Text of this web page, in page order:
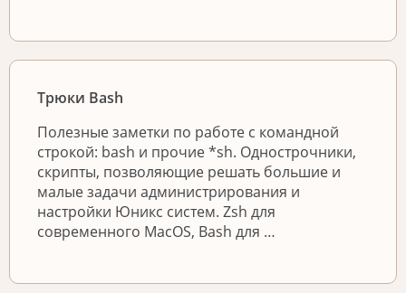
Трюки Bash
Полезные заметки по работе с командной
строкой: bash и прочие *sh. Однострочники,
скрипты, позволяющие решать большие и
малые задачи администрирования и
настройки Юникс систем. Zsh для
современного MacOS, Bash для …